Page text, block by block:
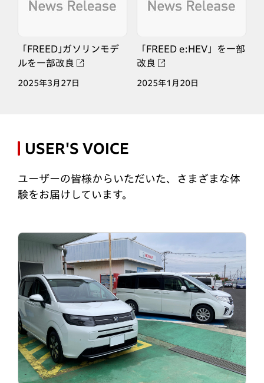
「FREED｣ガソリンモデ
ルを一部改良
2025年3月27日
「FREED e:HEV」を一部
改良
2025年1月20日
USER'S VOICE
ユーザーの皆様からいただいた、さまざまな体
験をお届けしています。